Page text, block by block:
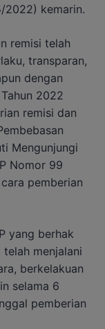
2022) kemarin.
remisi telah
transparan,
dengan
2022
remisi dan
Mengunjungi
Nomor 99
pemberian
yang berhak
menjalani
berkelakuan
selama 6
pemberian